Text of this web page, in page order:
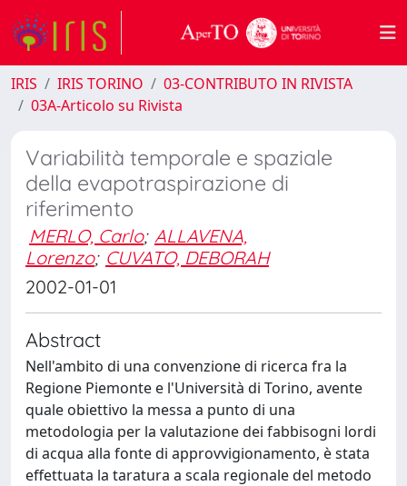
IRIS IRIS TORINO
03-CONTRIBUTO IN RIVISTA
03A-Articolo su Rivista
Variabilità temporale e spaziale
della evapotraspirazione di
riferimento
MERLO, Carlo; ALLAVENA,
Lorenzo; CUVATO, DEBORAH
2002-01-01
Abstract
Nell'ambito di una convenzione di ricerca fra la
Regione Piemonte e l'Università di Torino, avente
quale obiettivo la messa a punto di una
metodologia per la valutazione dei fabbisogni lordi
di acqua alla fonte di approvvigionamento, è stata
effettuata la taratura a scala regionale del metodo